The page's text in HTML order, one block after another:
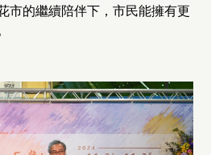
市的繼續陪伴下，市民能擁有更